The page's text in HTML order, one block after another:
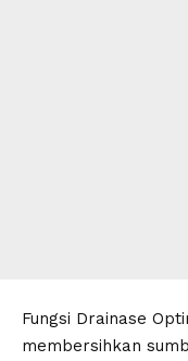
​Fungsi Drainase
membersihkan